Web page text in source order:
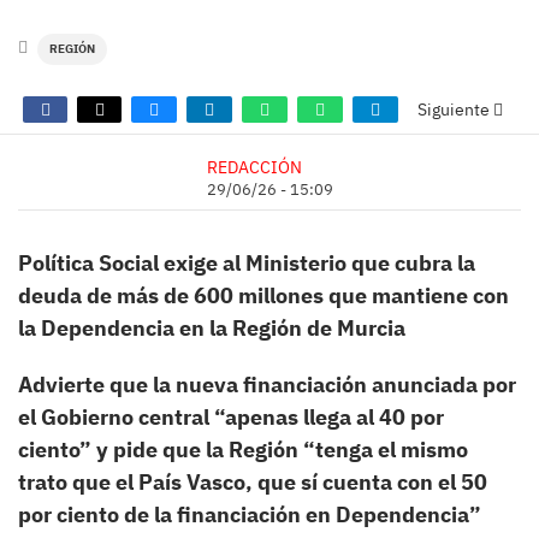
REGIÓN
Siguiente
REDACCIÓN
29/06/26 - 15:09
Política Social exige al Ministerio que cubra la
deuda de más de 600 millones que mantiene con
la Dependencia en la Región de Murcia
Advierte que la nueva financiación anunciada por
el Gobierno central “apenas llega al 40 por
ciento” y pide que la Región “tenga el mismo
trato que el País Vasco, que sí cuenta con el 50
por ciento de la financiación en Dependencia”